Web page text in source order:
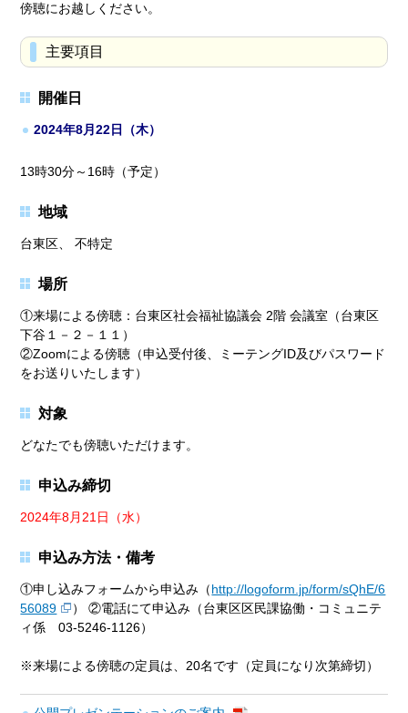
傍聴にお越しください。
主要項目
開催日
2024年8月22日（木）
13時30分～16時（予定）
地域
台東区、 不特定
場所
①来場による傍聴：台東区社会福祉協議会 2階 会議室（台東区
下谷１－２－１１）
②Zoomによる傍聴（申込受付後、ミーテングID及びパスワード
をお送りいたします）
対象
どなたでも傍聴いただけます。
申込み締切
2024年8月21日（水）
申込み方法・備考
①申し込みフォームから申込み（http://logoform.jp/form/sQhE/6
56089
） ②電話にて申込み（台東区区民課協働・コミュニテ
ィ係 03-5246-1126）
※来場による傍聴の定員は、20名です（定員になり次第締切）